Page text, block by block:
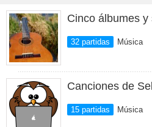
Cinco álbumes y
32 partidas Música
Canciones de
15 partidas Música